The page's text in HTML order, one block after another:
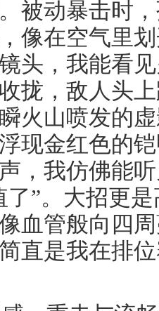
被动暴击时
像在空气里
头，我能看
拢，敌人头
火山喷发的
现金红色的
，我仿佛能
了”。大招更
血管般向四
直是我在排